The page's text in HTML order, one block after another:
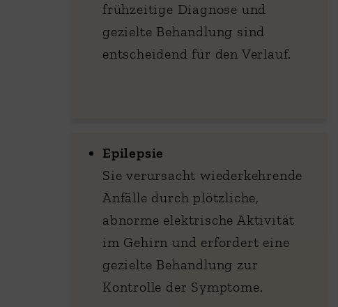
frühzeitige Diagnose und
gezielte Behandlung sind
entscheidend für den Verlauf.
Epilepsie
Sie verursacht wiederkehrende
Anfälle durch plötzliche,
abnorme elektrische Aktivität
im Gehirn und erfordert eine
gezielte Behandlung zur
Kontrolle der Symptome.